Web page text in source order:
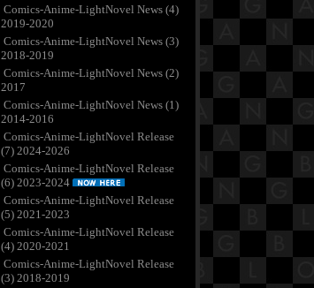
Comics-Anime-LightNovel News (4)
2019-2020
Comics-Anime-LightNovel News (3)
2018-2019
Comics-Anime-LightNovel News (2)
2017
Comics-Anime-LightNovel News (1)
2014-2016
Comics-Anime-LightNovel Release
(7) 2024-2026
Comics-Anime-LightNovel Release
(6) 2023-2024
Comics-Anime-LightNovel Release
(5) 2021-2023
Comics-Anime-LightNovel Release
(4) 2020-2021
Comics-Anime-LightNovel Release
(3) 2018-2019